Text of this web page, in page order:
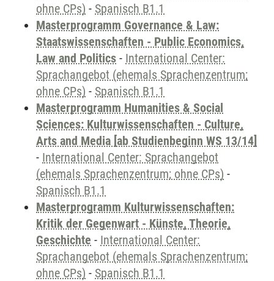
ohne CPs) - Spanisch B1.1
Masterprogramm Governance & Law:
Staatswissenschaften - Public Economics,
Law and Politics - International Center:
Sprachangebot (ehemals Sprachenzentrum;
ohne CPs) - Spanisch B1.1
Masterprogramm Humanities & Social
Sciences: Kulturwissenschaften - Culture,
Arts and Media [ab Studienbeginn WS 13/14]
- International Center: Sprachangebot
(ehemals Sprachenzentrum; ohne CPs) -
Spanisch B1.1
Masterprogramm Kulturwissenschaften:
Kritik der Gegenwart - Künste, Theorie,
Geschichte - International Center:
Sprachangebot (ehemals Sprachenzentrum;
ohne CPs) - Spanisch B1.1